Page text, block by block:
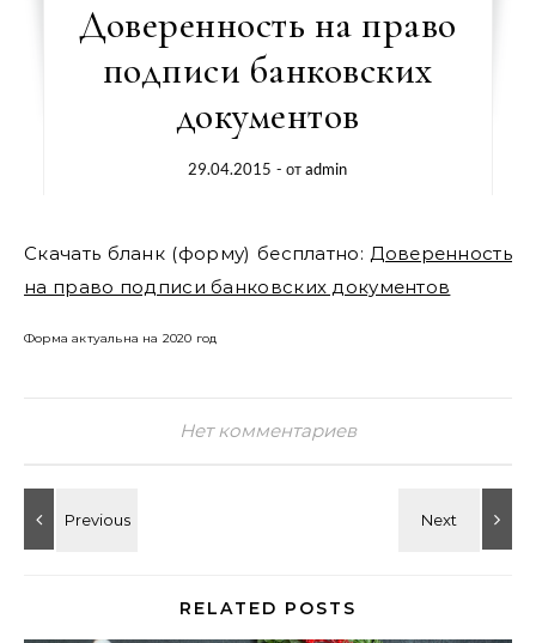
Доверенность на право
подписи банковских
документов
29.04.2015 - отadmin
Скачать бланк (форму) бесплатно:Доверенность
на право подписи банковских документов
Форма актуальна на 2020 год
Нет комментариев
RELATED POSTS